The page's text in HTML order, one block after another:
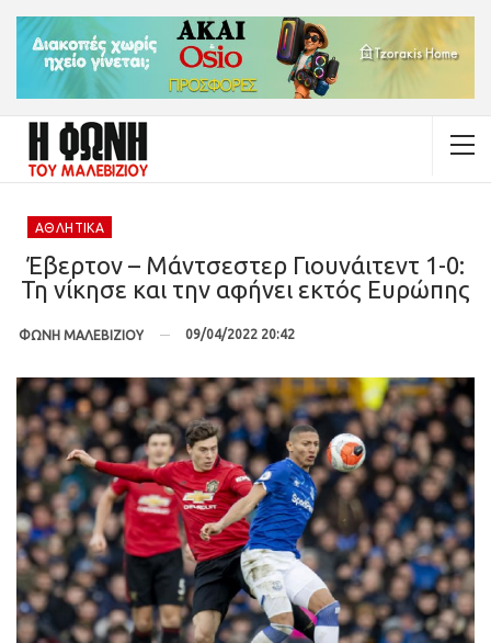
ΑΘΛΗΤΙΚΆ
Έβερτον – Μάντσεστερ Γιουνάιτεντ 1-0:
Τη νίκησε και την αφήνει εκτός Ευρώπης
ΦΩΝΗ ΜΑΛΕΒΙΖΙΟΥ 09/04/2022 20:42